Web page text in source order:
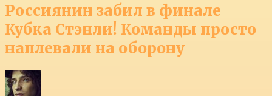
Россиянин забил в финале
Кубка Стэнли! Команды просто
наплевали на оборону